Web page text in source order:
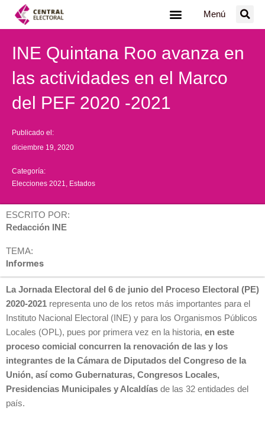
Menú
INE Quintana Roo avanza en
las actividades en el Marco
del PEF 2020 -2021
Publicado el:
diciembre 19, 2020
Categoría:
Elecciones 2021
Estados
ESCRITO POR:
Redacción INE
TEMA:
Informes
La Jornada Electoral del 6 de junio del Proceso Electoral (PE)
2020-2021 representa uno de los retos más importantes para el
Instituto Nacional Electoral (INE) y para los Organismos Públicos
Locales (OPL), pues por primera vez en la historia, en este
proceso comicial concurren la renovación de las y los
integrantes de la Cámara de Diputados del Congreso de la
Unión, así como Gubernaturas, Congresos Locales,
Presidencias Municipales y Alcaldías de las 32 entidades del
país.